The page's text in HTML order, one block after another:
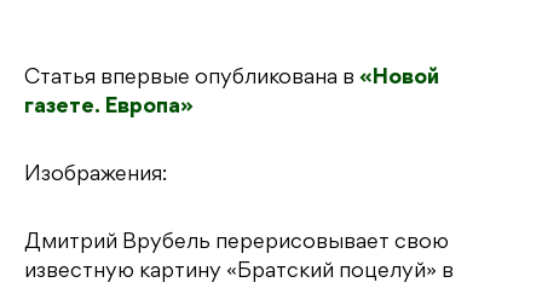
Статья впервые опубликована в «Новой
газете. Европа»
Изображения:
Дмитрий Врубель перерисовывает свою
известную картину «Братский поцелуй» в